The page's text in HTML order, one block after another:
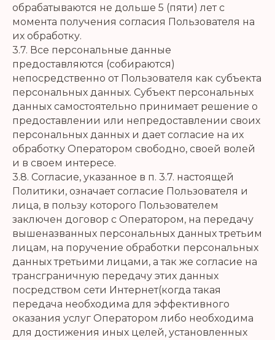
обрабатываются не дольше 5 (пяти) лет с
момента получения согласия Пользователя на
их обработку.
3.7. Все персональные данные
предоставляются (собираются)
непосредственно от Пользователя как субъекта
персональных данных. Субъект персональных
данных самостоятельно принимает решение о
предоставлении или непредоставлении своих
персональных данных и дает согласие на их
обработку Оператором свободно, своей волей
и в своем интересе.
3.8. Согласие, указанное в п. 3.7. настоящей
Политики, означает согласие Пользователя и
лица, в пользу которого Пользователем
заключен договор с Оператором, на передачу
вышеназванных персональных данных третьим
лицам, на поручение обработки персональных
данных третьими лицами, а так же согласие на
трансграничную передачу этих данных
посредством сети Интернет(когда такая
передача необходима для эффективного
оказания услуг Оператором либо необходима
для достижения иных целей, установленных